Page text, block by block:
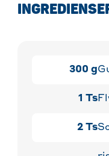
300 g
1 Ts
2 Ts